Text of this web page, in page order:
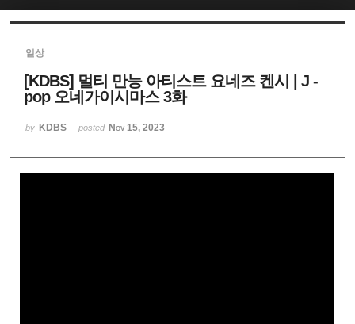
일상
[KDBS] 멀티 만능 아티스트 요네즈 켄시 | J -
pop 오네가이시마스 3화
by KDBS posted Nov 15, 2023
Sketchbook5, 스케치북5
Sketchbook5, 스케치북5